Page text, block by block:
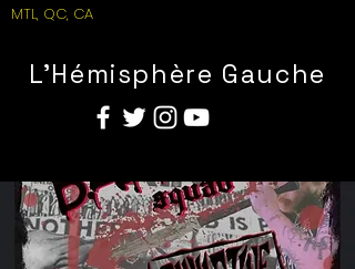
MTL, QC, CA
L'Hémisphère Gauche